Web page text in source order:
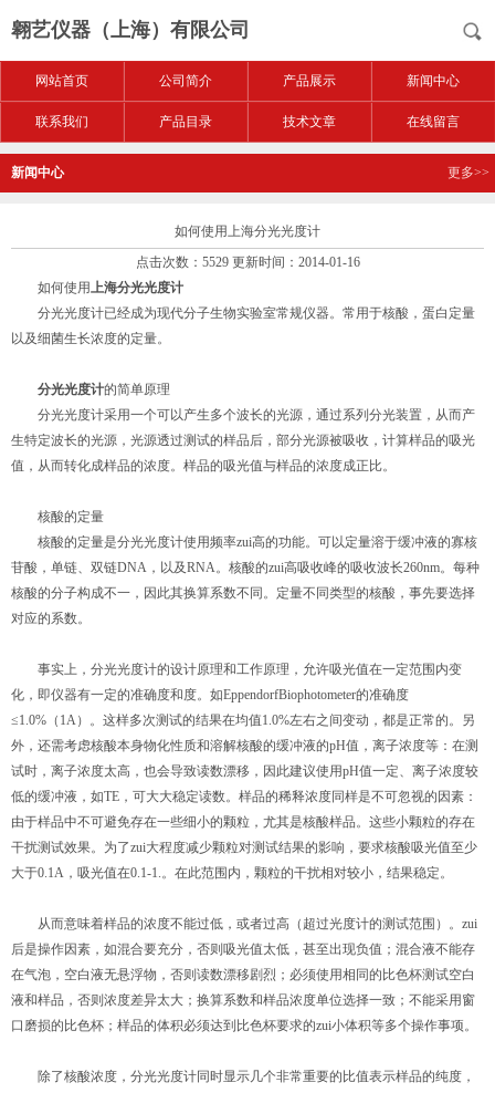
翱艺仪器（上海）有限公司
网站首页 公司简介 产品展示 新闻中心
联系我们 产品目录 技术文章 在线留言
新闻中心 更多>>
如何使用上海分光光度计
点击次数：5529 更新时间：2014-01-16
如何使用上海分光光度计
分光光度计已经成为现代分子生物实验室常规仪器。常用于核酸，蛋白定量
以及细菌生长浓度的定量。
分光光度计的简单原理
分光光度计采用一个可以产生多个波长的光源，通过系列分光装置，从而产
生特定波长的光源，光源透过测试的样品后，部分光源被吸收，计算样品的吸光
值，从而转化成样品的浓度。样品的吸光值与样品的浓度成正比。
核酸的定量
核酸的定量是分光光度计使用频率zui高的功能。可以定量溶于缓冲液的寡核
苷酸，单链、双链DNA，以及RNA。核酸的zui高吸收峰的吸收波长260nm。每种
核酸的分子构成不一，因此其换算系数不同。定量不同类型的核酸，事先要选择
对应的系数。
事实上，分光光度计的设计原理和工作原理，允许吸光值在一定范围内变
化，即仪器有一定的准确度和度。如EppendorfBiophotometer的准确度
≤1.0%（1A）。这样多次测试的结果在均值1.0%左右之间变动，都是正常的。另
外，还需考虑核酸本身物化性质和溶解核酸的缓冲液的pH值，离子浓度等：在测
试时，离子浓度太高，也会导致读数漂移，因此建议使用pH值一定、离子浓度较
低的缓冲液，如TE，可大大稳定读数。样品的稀释浓度同样是不可忽视的因素：
由于样品中不可避免存在一些细小的颗粒，尤其是核酸样品。这些小颗粒的存在
干扰测试效果。为了zui大程度减少颗粒对测试结果的影响，要求核酸吸光值至少
大于0.1A，吸光值在0.1-1.。在此范围内，颗粒的干扰相对较小，结果稳定。
从而意味着样品的浓度不能过低，或者过高（超过光度计的测试范围）。zui
后是操作因素，如混合要充分，否则吸光值太低，甚至出现负值；混合液不能存
在气泡，空白液无悬浮物，否则读数漂移剧烈；必须使用相同的比色杯测试空白
液和样品，否则浓度差异太大；换算系数和样品浓度单位选择一致；不能采用窗
口磨损的比色杯；样品的体积必须达到比色杯要求的zui小体积等多个操作事项。
除了核酸浓度，分光光度计同时显示几个非常重要的比值表示样品的纯度，